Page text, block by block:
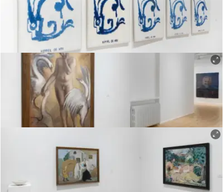
Øystein Thorvaldsen
Øystein Thorvaldsen